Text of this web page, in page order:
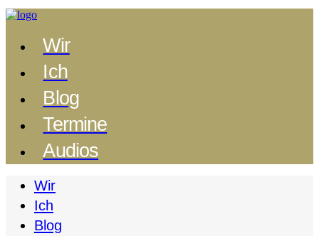
Wir
Ich
Blog
Termine
Audios
Wir
Ich
Blog